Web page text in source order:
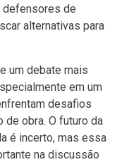
defensores de
alternativas para
um debate mais
em um
desafios
obra. O futuro da
é incerto, mas essa
na discussão